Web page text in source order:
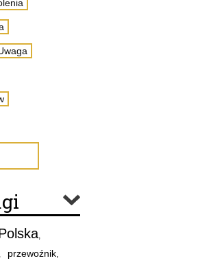
,
przewoźnik,